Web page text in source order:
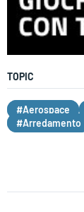
TOPIC
#Aerospace
#Arredamento